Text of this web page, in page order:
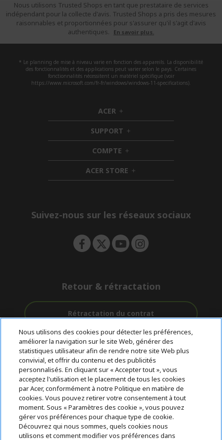
Nous utilisons Trusted Shops en tant que prestataire de services
indépendant pour la collecte d'avis. Trusted Shops a pris des mesures
raisonnables et proportionnées pour s'assurer qu'il s'agit d'avis
authentiques.
En savoir plus.
* Le planning de mise à niveau varie en fonction des appareils. La disponibilité
des fonctionnalités et des applications peut varier selon le pays. Certaines
fonctionnalités nécessitent un matériel spécifique (voir
https://www.microsoft.com/fr-fr/windows/windows-11-specifications).
ACER h
i
d
d
e
n
SUPPORT h
i
d
d
e
n
COMPTE h
i
d
d
ACER STORE h
i
e
Suivez-nous sur les réseaux sociaux
Retour & rétractation
Rétractation du contrat
Livraison
Gratuite
Accompagnement
avant et après-
vente
Avec 0%
D'intérêt
© 2026 Acer Inc.
CPYou BV est le revendeur et marchand agréé pour les produits et
services proposés au sein de ce magasin.
Nous utilisons des cookies pour détecter les préférences,
améliorer la navigation sur le site Web, générer des
statistiques utilisateur afin de rendre notre site Web plus
convivial, et offrir du contenu et des publicités
personnalisés. En cliquant sur « Accepter tout », vous
acceptez l'utilisation et le placement de tous les cookies
par Acer, conformément à notre Politique en matière de
cookies. Vous pouvez retirer votre consentement à tout
moment. Sous « Paramètres des cookie », vous pouvez
gérer vos préférences pour chaque type de cookie.
Découvrez qui nous sommes, quels cookies nous
utilisons et comment modifier vos préférences dans